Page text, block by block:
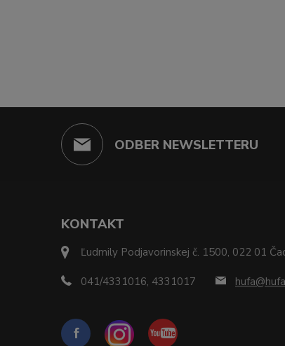
ODBER NEWSLETTERU
KONTAKT
Ľudmily Podjavorinskej č. 1500, 022 01
041/4331016, 4331017